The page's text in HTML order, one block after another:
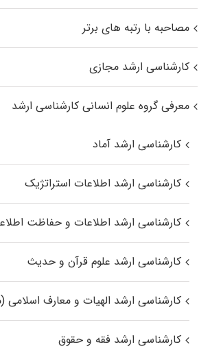
مصاحبه با رتبه های برتر
کارشناسی ارشد مجازی
معرفی گروه علوم انسانی کارشناسی ارشد
کارشناسی ارشد آماد
کارشناسی ارشد اطلاعات استراتژیک
کارشناسی ارشد اطلاعات و حفاظت
کارشناسی ارشد علوم قرآن و حدیث
کارشناسی ارشد الهیات و معارف
کارشناسی ارشد فقه و حقوق